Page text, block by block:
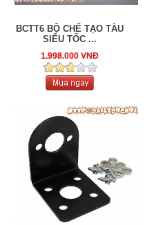
BCTT6 BỘ CHẾ TẠO TÀU
SIÊU TỐC ...
1.998.000 VNĐ